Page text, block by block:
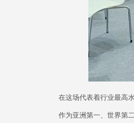
在这场代表着行业最高
作为亚洲第一、世界第